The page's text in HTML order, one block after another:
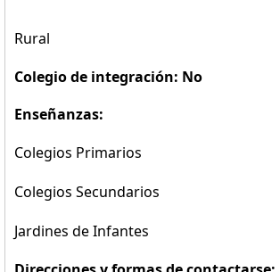
Rural
Colegio de integración: No
Enseñanzas:
Colegios Primarios
Colegios Secundarios
Jardines de Infantes